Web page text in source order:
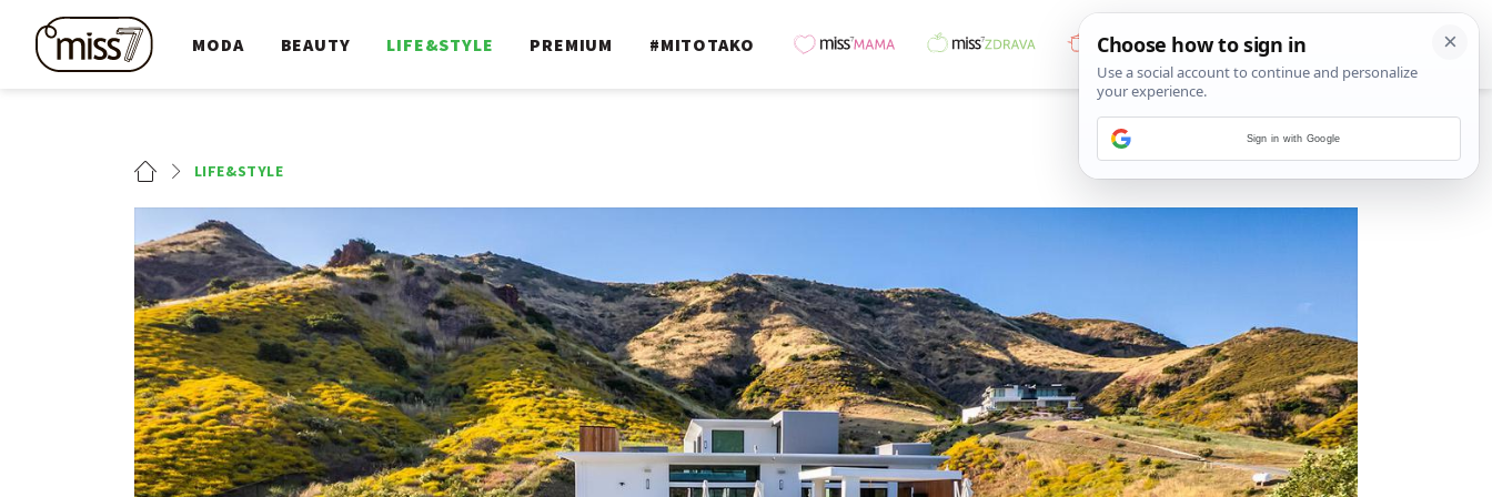
MODA BEAUTY LIFE&STYLE PREMIUM #MITOTAKO
LIFE&STYLE
Sign in with Google